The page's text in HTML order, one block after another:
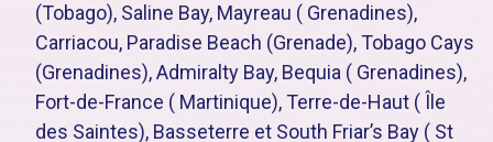
(Tobago), Saline Bay, Mayreau ( Grenadines),
Carriacou, Paradise Beach (Grenade), Tobago Cays
(Grenadines), Admiralty Bay, Bequia ( Grenadines),
Fort-de-France ( Martinique), Terre-de-Haut ( Île
des Saintes), Basseterre et South Friar’s Bay ( St